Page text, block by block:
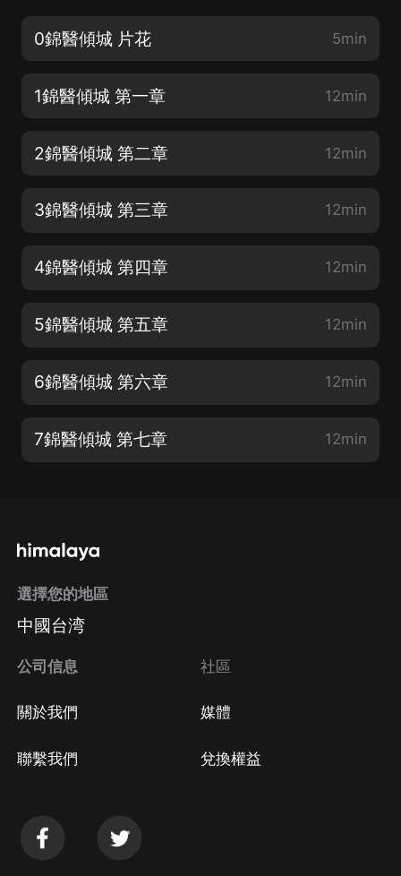
0錦醫傾城 片花 5min
1錦醫傾城 第一章 12min
2錦醫傾城 第二章 12min
3錦醫傾城 第三章 12min
4錦醫傾城 第四章 12min
5錦醫傾城 第五章 12min
6錦醫傾城 第六章 12min
7錦醫傾城 第七章 12min
選擇您的地區
中國台湾
公司信息
關於我們
聯繫我們
社區
媒體
兌換權益